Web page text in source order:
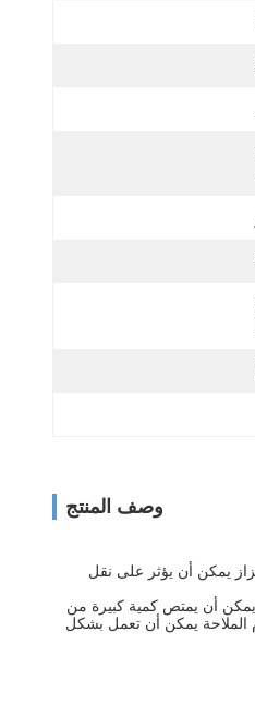
وصف المنتج
يمكن أن يؤثر على نقل
يمكن أن يمتص كمية كبيرة من
الملاحة يمكن أن تعمل بشكل